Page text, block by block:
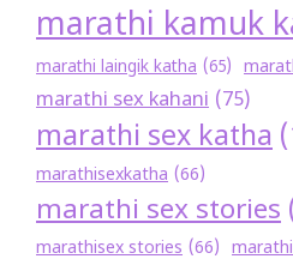
marathi kamuk
marathi laingik katha (65)
marathi sex kahani (75)
marathi sex katha
marathisexkatha (66)
marathi sex stories
marathisex stories (66)